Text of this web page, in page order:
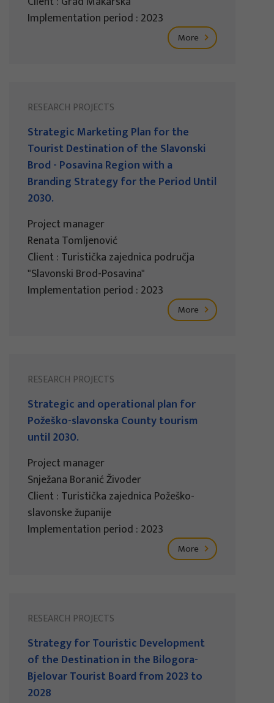
Implementation period : 2023
More
RESEARCH PROJECTS
Strategic Marketing Plan for the
Tourist Destination of the Slavonski
Brod - Posavina Region with a
Branding Strategy for the Period Until
2030.
Project manager
Renata Tomljenović
Client : Turistička zajednica područja
"Slavonski Brod-Posavina"
Implementation period : 2023
More
RESEARCH PROJECTS
Strategic and operational plan for
Požeško-slavonska County tourism
until 2030.
Project manager
Snježana Boranić Živoder
Client : Turistička zajednica Požeško-
slavonske županije
Implementation period : 2023
More
RESEARCH PROJECTS
Strategy for Touristic Development
of the Destination in the Bilogora-
Bjelovar Tourist Board from 2023 to
2028